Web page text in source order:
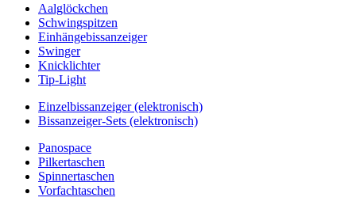
Aalglöckchen
Schwingspitzen
Einhängebissanzeiger
Swinger
Knicklichter
Tip-Light
Einzelbissanzeiger (elektronisch)
Bissanzeiger-Sets (elektronisch)
Panospace
Pilkertaschen
Spinnertaschen
Vorfachtaschen